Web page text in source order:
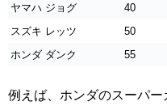
ヤマハ ジョグ
40
スズキ レッツ
50
ホンダ ダンク
55
例えば、ホンダのスーパ